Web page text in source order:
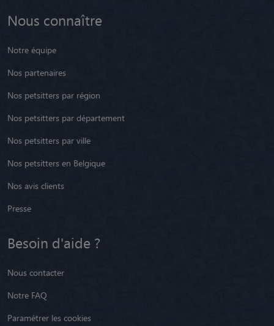
Nous connaître
Notre équipe
Nos partenaires
Nos petsitters par région
Nos petsitters par département
Nos petsitters par ville
Nos petsitters en Belgique
Nos avis clients
Presse
Besoin d'aide ?
Nous contacter
Notre FAQ
Paramétrer les cookies